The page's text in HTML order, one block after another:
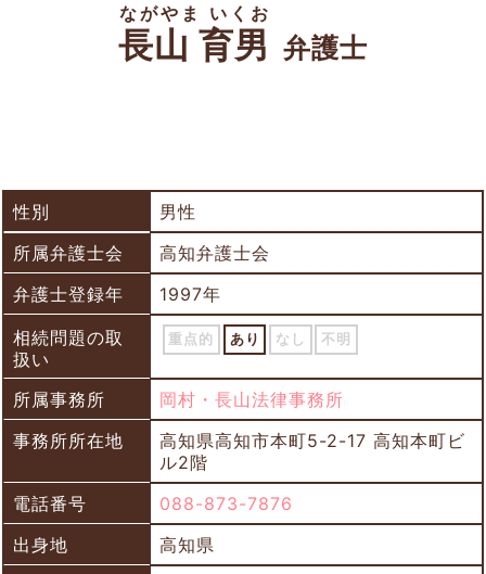
長山 育男
ながやま いくお
弁護士
性別
男性
所属弁護士会
高知弁護士会
弁護士登録年
1997年
相続問題の取
扱い
重点的 あり なし 不明
所属事務所
岡村・長山法律事務所
事務所所在地
高知県高知市本町5-2-17 高知本町ビ
ル2階
電話番号
088-873-7876
出身地
高知県